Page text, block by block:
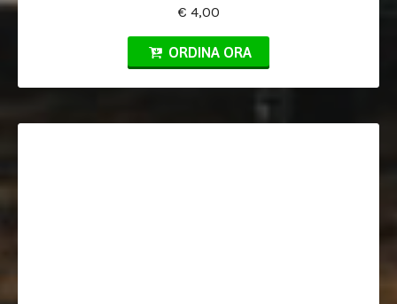
€ 4,00
ORDINA ORA